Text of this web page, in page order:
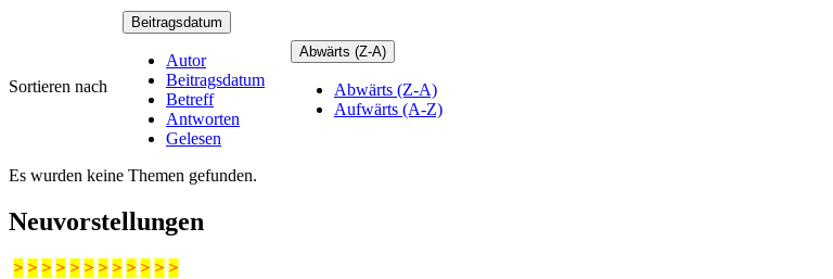
Sortieren nach
Beitragsdatum
Autor
Beitragsdatum
Betreff
Antworten
Gelesen
Abwärts (Z-A)
Abwärts (Z-A)
Aufwärts (A-Z)
Es wurden keine Themen gefunden.
Neuvorstellungen
> > > > > > > > > > > >